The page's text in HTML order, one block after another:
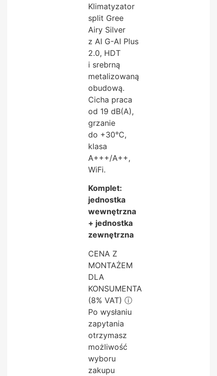
Klimatyzator
split Gree
Airy Silver
z AI G-AI Plus
2.0, HDT
i srebrną
metalizowaną
obudową.
Cicha praca
od 19 dB(A),
grzanie
do +30°C,
klasa
A+++/A++,
WiFi.
Komplet:
jednostka
wewnętrzna
+ jednostka
zewnętrzna
CENA Z
MONTAŻEM
DLA
KONSUMENTA
(8% VAT) ⓘ
Po wysłaniu
zapytania
otrzymasz
możliwość
wyboru
zakupu